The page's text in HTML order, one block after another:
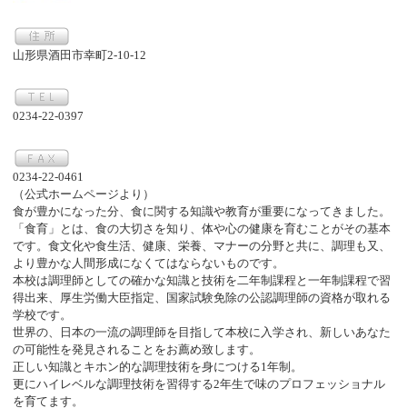
山形県酒田市幸町2-10-12
0234-22-0397
0234-22-0461
（公式ホームページより）
食が豊かになった分、食に関する知識や教育が重要になってきました。
「食育」とは、食の大切さを知り、体や心の健康を育むことがその基本
です。食文化や食生活、健康、栄養、マナーの分野と共に、調理も又、
より豊かな人間形成になくてはならないものです。
本校は調理師としての確かな知識と技術を二年制課程と一年制課程で習
得出来、厚生労働大臣指定、国家試験免除の公認調理師の資格が取れる
学校です。
世界の、日本の一流の調理師を目指して本校に入学され、新しいあなた
の可能性を発見されることをお薦め致します。
正しい知識とキホン的な調理技術を身につける1年制。
更にハイレベルな調理技術を習得する2年生で味のプロフェッショナル
を育てます。